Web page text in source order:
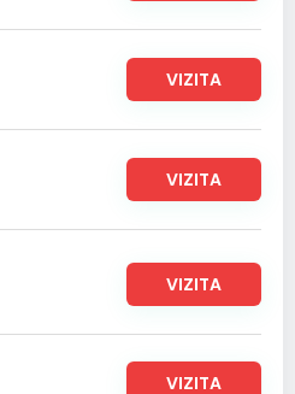
VIZITA
VIZITA
VIZITA
VIZITA